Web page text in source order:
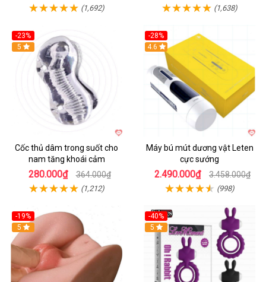
(1,692) (1,638)
-23%
Hot
5
Cốc thủ dâm trong suốt cho
nam tăng khoái cảm
280.000₫ 364.000₫
(1,212)
-28%
Hot
4.6
Máy bú mút dương vật Leten
cực sướng
2.490.000₫ 3.458.000₫
(998)
-19%
Hot
5
-40%
5